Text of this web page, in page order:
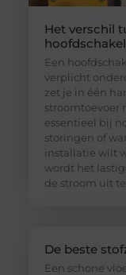
Het verschil
Een
verplicht
zet je in één
stroomtoevoer
essentieel bij
storingen of
installatie wilt
wordt het
de stroom uit
De beste
Een schone